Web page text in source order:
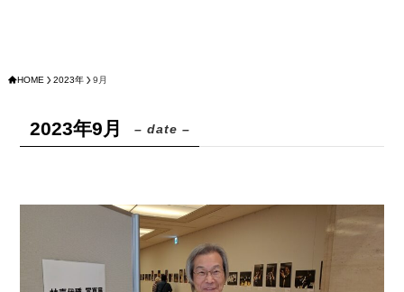
HOME 2023年 9月
2023年9月 – date –